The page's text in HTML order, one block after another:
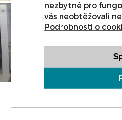
nezbytné pro
vás neobtěžovali
Podrobnosti o